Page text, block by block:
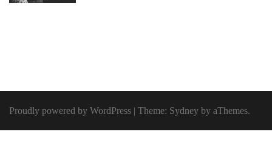
Proudly powered by WordPress | Theme: Sydney by aThemes.